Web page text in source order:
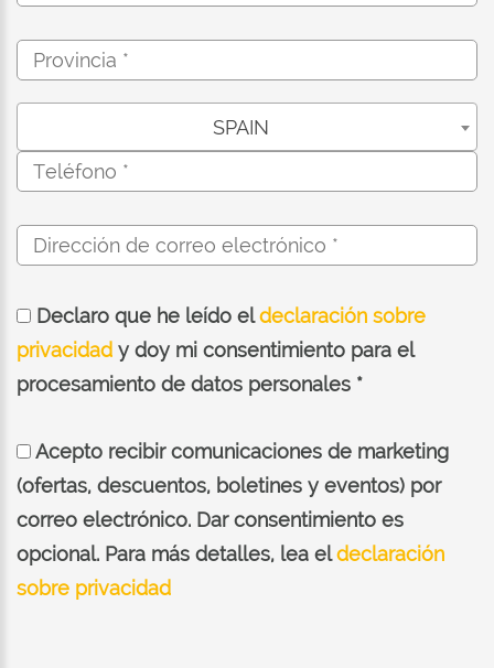
SPAIN
Declaro que he leído eldeclaración sobre
privacidad y doy mi consentimiento para el
procesamiento de datos personales *
Acepto recibir comunicaciones de marketing
(ofertas, descuentos, boletines y eventos) por
correo electrónico. Dar consentimiento es
opcional. Para más detalles, lea eldeclaración
sobre privacidad